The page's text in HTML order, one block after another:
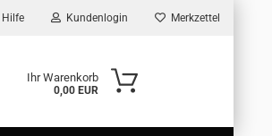
Hilfe Kundenlogin Merkzettel
Ihr Warenkorb
0,00 EUR